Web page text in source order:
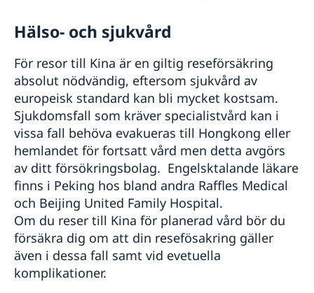
Hälso- och sjukvård
För resor till Kina är en giltig reseförsäkring
absolut nödvändig, eftersom sjukvård av
europeisk standard kan bli mycket kostsam.
Sjukdomsfall som kräver specialistvård kan i
vissa fall behöva evakueras till Hongkong eller
hemlandet för fortsatt vård men detta avgörs
av ditt försökringsbolag. Engelsktalande läkare
finns i Peking hos bland andra Raffles Medical
och Beijing United Family Hospital.
Om du reser till Kina för planerad vård bör du
försäkra dig om att din resefösakring gäller
även i dessa fall samt vid evetuella
komplikationer.